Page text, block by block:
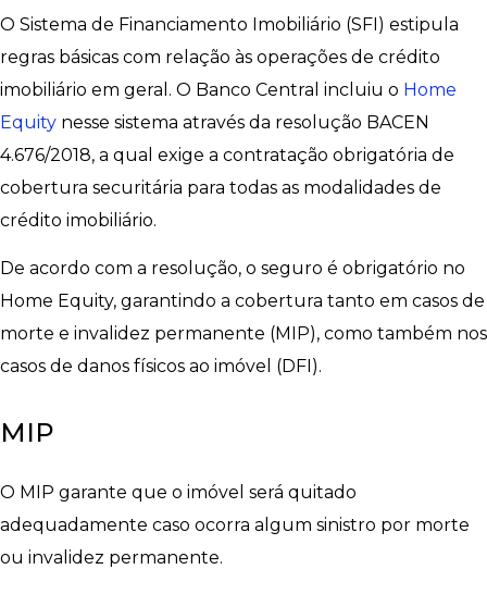
O Sistema de Financiamento Imobiliário (SFI) estipula
regras básicas com relação às operações de crédito
imobiliário em geral. O Banco Central incluiu o Home
Equity nesse sistema através da resolução BACEN
4.676/2018, a qual exige a contratação obrigatória de
cobertura securitária para todas as modalidades de
crédito imobiliário.
De acordo com a resolução, o seguro é obrigatório no
Home Equity, garantindo a cobertura tanto em casos de
morte e invalidez permanente (MIP), como também nos
casos de danos físicos ao imóvel (DFI).
MIP
O MIP garante que o imóvel será quitado
adequadamente caso ocorra algum sinistro por morte
ou invalidez permanente.